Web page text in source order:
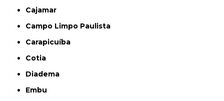
Cajamar
Campo Limpo Paulista
Carapicuíba
Cotia
Diadema
Embu